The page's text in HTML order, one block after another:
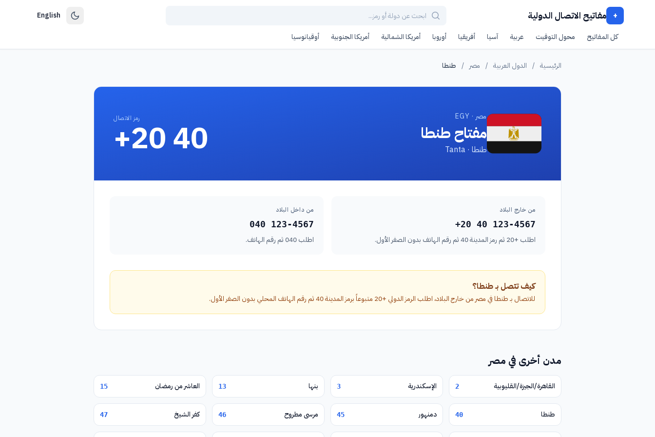
+ مفاتيح الاتصال الدولية English
كل المفاتيح محول التوقيت عربية آسيا أفريقيا أوروبا أمريكا الشمالية أمريكا الجنوبية أوقيانوسيا
الرئيسية / الدول العربية / مصر / طنطا
مصر · EGY
مفتاح طنطا
طنطا · Tanta
رمز الاتصال
+20 40
من خارج البلاد
+20 40 123-4567
اطلب +20 ثم رمز المدينة 40 ثم رقم الهاتف بدون الصفر الأول.
من داخل البلاد
040 123-4567
اطلب 040 ثم رقم الهاتف.
كيف تتصل بـ طنطا؟
للاتصال بـ طنطا في مصر من خارج البلاد، اطلب الرمز الدولي +20 متبوعاً برمز المدينة 40 ثم رقم الهاتف المحلي بدون الصفر الأول.
مدن أخرى في مصر
القاهرة/الجيزة/القليوبية 2 الإسكندرية 3 بنها 13 العاشر من رمضان 15
طنطا 40 دمنهور 45 مرسى مطروح 46 كفر الشيخ 47